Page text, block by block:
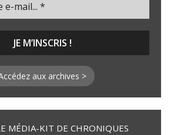
aux archives >
MÉDIA-KIT DE CHRONIQUES